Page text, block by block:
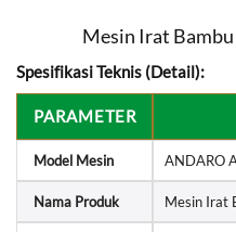
Mesin Irat
Spesifikasi Teknis (Detail):
PARAMETER
Model Mesin ANDARO
Nama Produk Mesin Irat